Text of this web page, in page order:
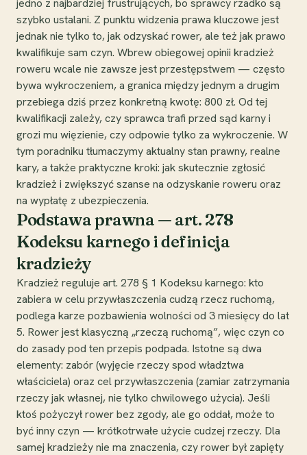
jedno z najbardziej frustrujących, bo sprawcy rzadko są
szybko ustalani. Z punktu widzenia prawa kluczowe jest
jednak nie tylko to, jak odzyskać rower, ale też jak prawo
kwalifikuje sam czyn. Wbrew obiegowej opinii kradzież
roweru wcale nie zawsze jest przestępstwem — często
bywa wykroczeniem, a granica między jednym a drugim
przebiega dziś przez konkretną kwotę: 800 zł. Od tej
kwalifikacji zależy, czy sprawca trafi przed sąd karny i
grozi mu więzienie, czy odpowie tylko za wykroczenie. W
tym poradniku tłumaczymy aktualny stan prawny, realne
kary, a także praktyczne kroki: jak skutecznie zgłosić
kradzież i zwiększyć szanse na odzyskanie roweru oraz
na wypłatę z ubezpieczenia.
Podstawa prawna — art. 278
Kodeksu karnego i definicja
kradzieży
Kradzież reguluje art. 278 § 1 Kodeksu karnego: kto
zabiera w celu przywłaszczenia cudzą rzecz ruchomą,
podlega karze pozbawienia wolności od 3 miesięcy do lat
5. Rower jest klasyczną „rzeczą ruchomą”, więc czyn co
do zasady pod ten przepis podpada. Istotne są dwa
elementy: zabór (wyjęcie rzeczy spod władztwa
właściciela) oraz cel przywłaszczenia (zamiar zatrzymania
rzeczy jak własnej, nie tylko chwilowego użycia). Jeśli
ktoś pożyczył rower bez zgody, ale go oddał, może to
być inny czyn — krótkotrwałe użycie cudzej rzeczy. Dla
samej kradzieży nie ma znaczenia, czy rower był zapięty